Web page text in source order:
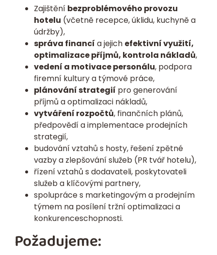
Zajištění bezproblémového provozu
hotelu (včetně recepce, úklidu, kuchyně a
údržby),
správa financí a jejich efektivní využití,
optimalizace příjmů, kontrola nákladů,
vedení a motivace personálu, podpora
firemní kultury a týmové práce,
plánování strategií pro generování
příjmů a optimalizaci nákladů,
vytváření rozpočtů, finančních plánů,
předpovědí a implementace prodejních
strategií,
budování vztahů s hosty, řešení zpětné
vazby a zlepšování služeb (PR tvář hotelu),
řízení vztahů s dodavateli, poskytovateli
služeb a klíčovými partnery,
spolupráce s marketingovým a prodejním
týmem na posílení tržní optimalizaci a
konkurenceschopnosti.
Požadujeme: